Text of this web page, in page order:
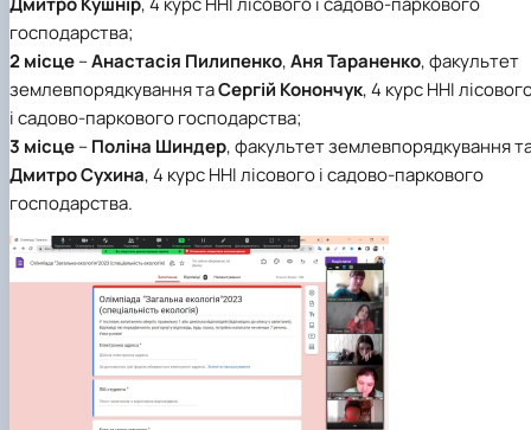
господарства;
2 місце–Анастасія Пилипенко,Аня Тараненко,факультет
землевпорядкування таСергій Конончук,4 курс ННІ
і садово-паркового господарства;
3 місце–Поліна Шиндер,факультет землевпорядкування
Дмитро Сухина,4 курс ННІ лісового і садово-паркового
господарства.